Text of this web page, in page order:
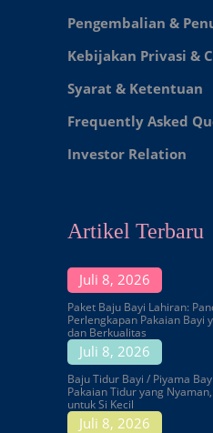
Pengembalian &
Kebijakan Privasi &
Syarat & Ketentuan
Frequently Asked
Investor Relation
Artikel Terbaru
Juli 8, 2026
Paket Baju Bayi Lahiran:
Perlengkapan Pakaian Bayi
dan Berkualitas
Juli 8, 2026
Baju Tidur Bayi / Piyama
Pakaian Tidur yang
untuk Si Kecil
Juli 8, 2026